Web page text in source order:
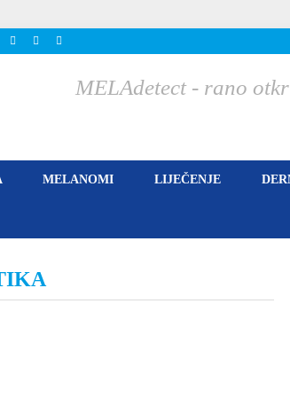
MELAdetect - rano
MELANOMI LIJEČENJE